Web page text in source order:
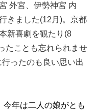
外宮、伊勢神宮 内
きました(12月)。京都
新喜劇を観たり(8
たことも忘れられませ
ったのも良い思い出
今年は二人の娘がとも